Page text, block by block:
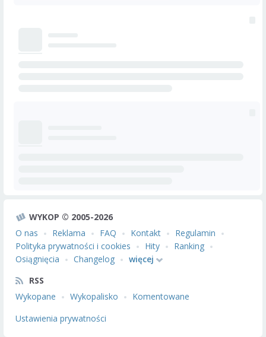
WYKOP © 2005-2026
O nas
Reklama FAQ Kontakt
Regulamin
Polityka prywatności i cookies
Hity
Ranking
Osiągnięcia
Changelog
więcej
RSS
Wykopane
Wykopalisko
Komentowane
Ustawienia prywatności